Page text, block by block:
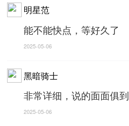
明星范
能不能快点，等好久了
2025-05-06
黑暗骑士
非常详细，说的面面俱到
2025-05-06